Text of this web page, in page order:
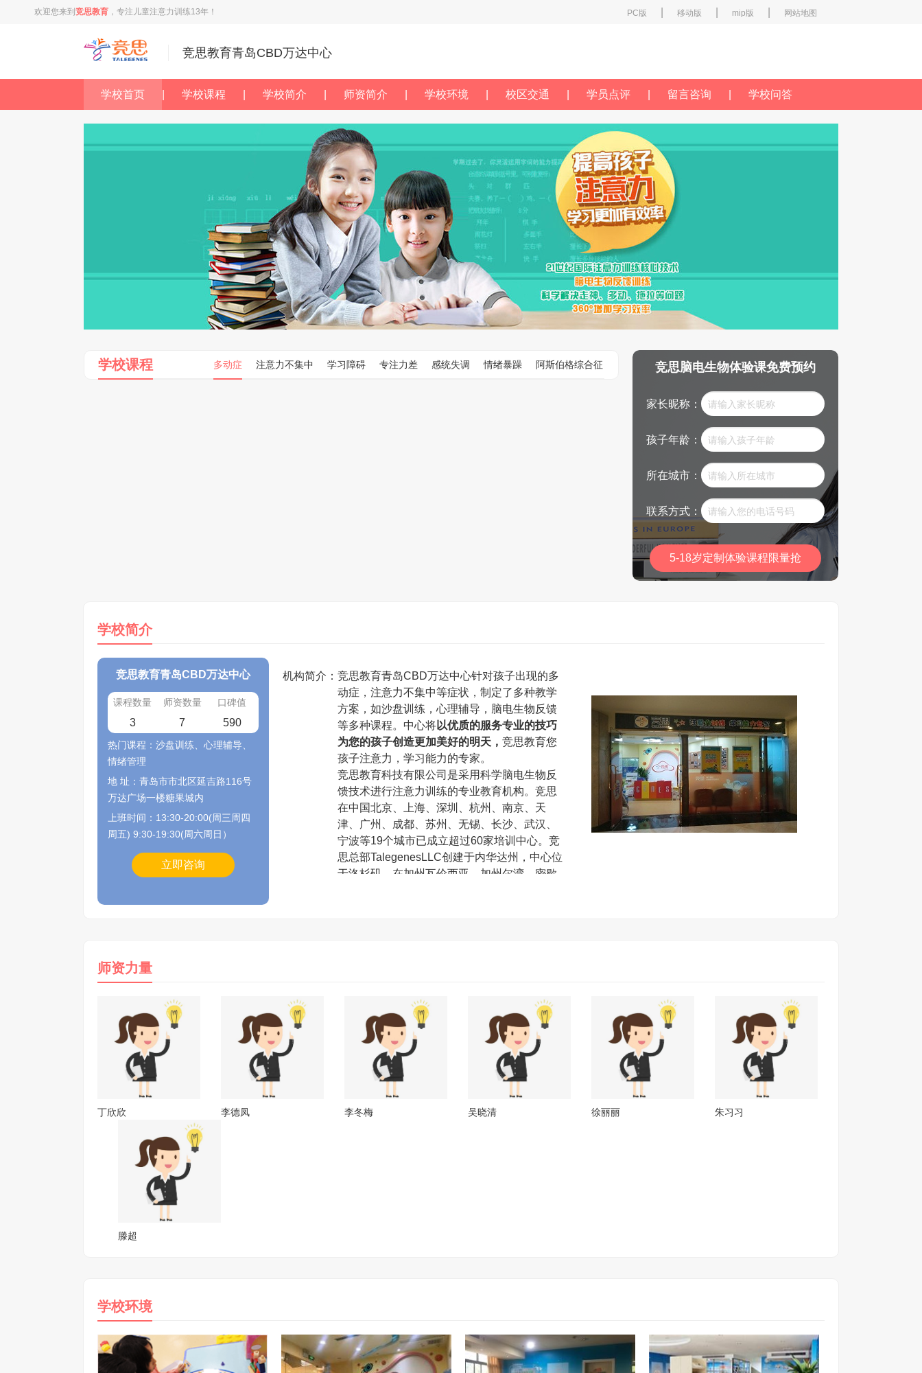
欢迎您来到 竞思教育 ，专注儿童注意力训练13年！ PC版 移动版 mip版 网站地图
竞思教育青岛CBD万达中心
学校首页 学校课程 学校简介 师资简介 学校环境 校区交通 学员点评 留言咨询 学校问答
学校课程 多动症 注意力不集中 学习障碍 专注力差 感统失调 情绪暴躁 阿斯伯格综合征 竞思脑电生物体验课免费预约
家长昵称：
孩子年龄：
所在城市：
联系方式：
学校简介
竞思教育青岛CBD万达中心
课程数量
3
师资数量
7
口碑值
590
热门课程：沙盘训练、心理辅导、
情绪管理
地 址：青岛市市北区延吉路116号
万达广场一楼糖果城内
上班时间：13:30-20:00(周三周四
周五) 9:30-19:30(周六周日）
立即咨询
机构简介： 竞思教育青岛CBD万达中心针对孩子出现的多
动症，注意力不集中等症状，制定了多种教学
方案，如沙盘训练，心理辅导，脑电生物反馈
等多种课程。中心将以优质的服务专业的技巧
为您的孩子创造更加美好的明天， 竞思教育您
孩子注意力，学习能力的专家。
竞思教育科技有限公司是采用科学脑电生物反
馈技术进行注意力训练的专业教育机构。 竞思
在中国北京、上海、深圳、杭州、南京、天
津、广州、成都、苏州、无锡、长沙、武汉、
宁波等19个城市已成立超过60家培训中心。 竞
思总部TalegenesLLC创建于内华达州，中心位
于洛杉矶，在加州瓦伦西亚、加州尔湾、密歇
和学员的好评。
竞思教育青岛CBD万达中心以优质的服务专业的技巧为您
的孩子创造更加美好的明天，
竞思教育您孩子注意力，学
习能力的专家。
师资力量
丁欣欣 李德凤 李冬梅 吴晓清 徐丽丽 朱习习
滕超
学校环境